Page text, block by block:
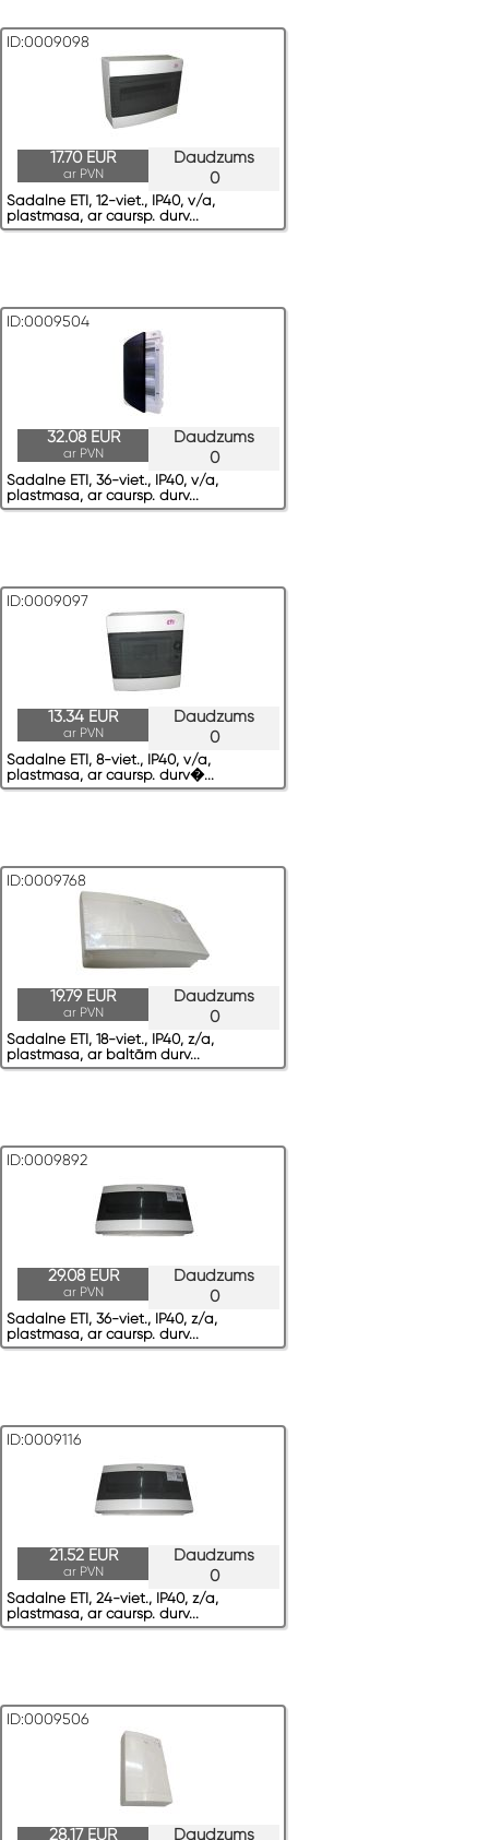
ID:0009098
Daudzums
0
17.70 EUR
ar PVN
Sadalne ETI, 12-viet., IP40, v/a,
plastmasa, ar caursp. durv...
ID:0009504
Daudzums
0
32.08 EUR
ar PVN
Sadalne ETI, 36-viet., IP40, v/a,
plastmasa, ar caursp. durv...
ID:0009097
Daudzums
0
13.34 EUR
ar PVN
Sadalne ETI, 8-viet., IP40, v/a,
plastmasa, ar caursp. durv�...
ID:0009768
Daudzums
0
19.79 EUR
ar PVN
Sadalne ETI, 18-viet., IP40, z/a,
plastmasa, ar baltām durv...
ID:0009892
Daudzums
0
29.08 EUR
ar PVN
Sadalne ETI, 36-viet., IP40, z/a,
plastmasa, ar caursp. durv...
ID:0009116
Daudzums
0
21.52 EUR
ar PVN
Sadalne ETI, 24-viet., IP40, z/a,
plastmasa, ar caursp. durv...
ID:0009506
Daudzums
28.17 EUR